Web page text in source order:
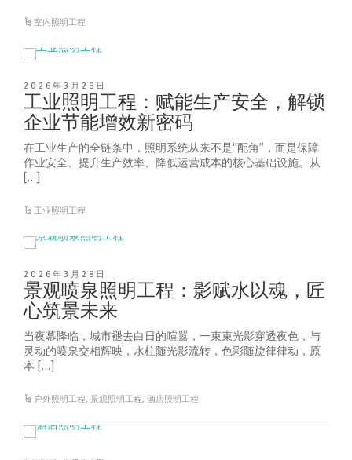
室内照明工程
2026年3月28日
工业照明工程：赋能生产安全，解锁
企业节能增效新密码
在工业生产的全链条中，照明系统从来不是“配角”，而是保障
作业安全、提升生产效率、降低运营成本的核心基础设施。从
[…]
工业照明工程
2026年3月28日
景观喷泉照明工程：影赋水以魂，匠
心筑景未来
当夜幕降临，城市褪去白日的喧嚣，一束束光影穿透夜色，与
灵动的喷泉交相辉映，水柱随光影流转，色彩随旋律律动，原
本 […]
户外照明工程,景观照明工程,酒店照明工程